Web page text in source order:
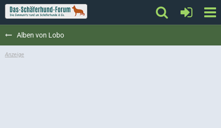
Alben von Lobo